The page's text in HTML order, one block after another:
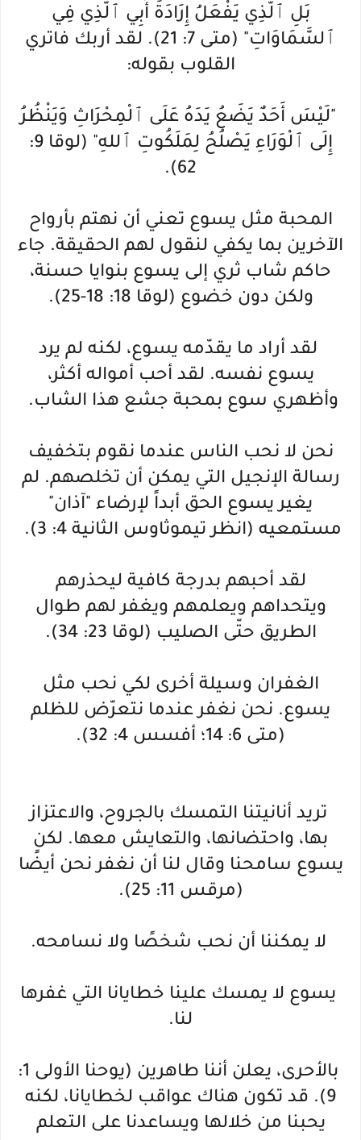
بَلِ ٱلَّذِي يَفْعَلُ إِرَادَةَ أَبِي ٱلَّذِي فِي
ٱلسَّمَاوَاتِ" (متى 7: 21). لقد أربك فاتري
القلوب بقوله:
"لَيْسَ أَحَدٌ يَضَعُ يَدَهُ عَلَى ٱلْمِحْرَاثِ وَيَنْظُرُ
إِلَى ٱلْوَرَاءِ يَصْلُحُ لِمَلَكُوتِ ٱللهِ" (لوقا 9:
62).
المحبة مثل يسوع تعني أن نهتم بأرواح
الآخرين بما يكفي لنقول لهم الحقيقة. جاء
حاكم شاب ثري إلى يسوع بنوايا حسنة،
ولكن دون خضوع (لوقا 18: 18-25).
لقد أراد ما يقدّمه يسوع، لكنه لم يرد
يسوع نفسه. لقد أحب أمواله أكثر،
وأظهري سوع بمحبة جشع هذا الشاب.
نحن لا نحب الناس عندما نقوم بتخفيف
رسالة الإنجيل التي يمكن أن تخلصهم. لم
يغير يسوع الحق أبداً لإرضاء "آذان"
مستمعيه (انظر تيموثاوس الثانية 4: 3).
لقد أحبهم بدرجة كافية ليحذرهم
ويتحداهم ويعلمهم ويغفر لهم طوال
الطريق حتّى الصليب (لوقا 23: 34).
الغفران وسيلة أخرى لكي نحب مثل
يسوع. نحن نغفر عندما نتعرّض للظلم
(متى 6: 14؛ أفسس 4: 32).
تريد أنانيتنا التمسك بالجروح، والاعتزاز
بها، واحتضانها، والتعايش معها. لكن
يسوع سامحنا وقال لنا أن نغفر نحن أيضًا
(مرقس 11: 25).
لا يمكننا أن نحب شخصًا ولا نسامحه.
يسوع لا يمسك علينا خطايانا التي غفرها
لنا.
بالأحرى، يعلن أننا طاهرين (يوحنا الأولى 1:
9). قد تكون هناك عواقب لخطايانا، لكنه
يحبنا من خلالها ويساعدنا على التعلم